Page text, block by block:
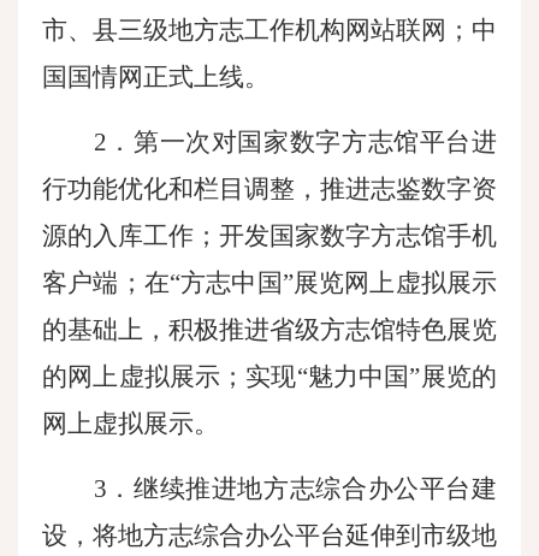
市、县三级地方志工作机构网站联网；中
国国情网正式上线。
2．第一次对国家数字方志馆平台进
行功能优化和栏目调整，推进志鉴数字资
源的入库工作；开发国家数字方志馆手机
客户端；在“方志中国”展览网上虚拟展示
的基础上，积极推进省级方志馆特色展览
的网上虚拟展示；实现“魅力中国”展览的
网上虚拟展示。
3．继续推进地方志综合办公平台建
设，将地方志综合办公平台延伸到市级地